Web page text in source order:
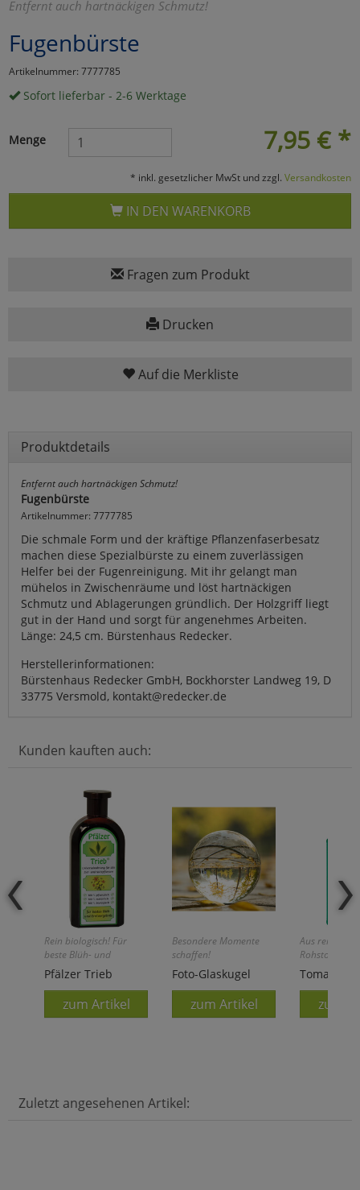
Entfernt auch hartnäckigen Schmutz!
Fugenbürste
Artikelnummer: 7777785
Sofort lieferbar - 2-6 Werktage
7,95 € *
Menge
* inkl. gesetzlicher MwSt und zzgl. Versandkosten
IN DEN WARENKORB
Fragen zum Produkt
Drucken
Auf die Merkliste
Produktdetails
Entfernt auch hartnäckigen Schmutz!
Fugenbürste
Artikelnummer: 7777785
Die schmale Form und der kräftige Pflanzenfaserbesatz
machen diese Spezialbürste zu einem zuverlässigen
Helfer bei der Fugenreinigung. Mit ihr gelangt man
mühelos in Zwischenräume und löst hartnäckigen
Schmutz und Ablagerungen gründlich. Der Holzgriff liegt
gut in der Hand und sorgt für angenehmes Arbeiten.
Länge: 24,5 cm. Bürstenhaus Redecker.
Herstellerinformationen:
Bürstenhaus Redecker GmbH, Bockhorster Landweg 19, D
33775 Versmold, kontakt@redecker.de
Kunden kauften auch:
Rein biologisch! Für
beste Blüh- und
Ernteergebnisse!
Pfälzer Trieb
zum Artikel
Besondere Momente
schaffen!
Foto-Glaskugel
zum Artikel
Aus rein
Rohstoffen!
zum
Zuletzt angesehenen Artikel:
Umfragetools
Cookies
Cookies
Einstellungen speichern
zurückzu Haupptseite